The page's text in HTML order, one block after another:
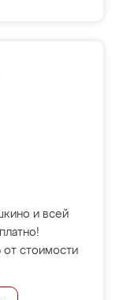
и всей
стоимости